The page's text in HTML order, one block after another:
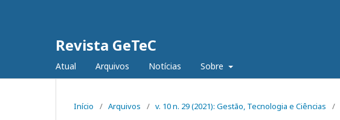
Revista GeTeC
Atual Arquivos Notícias Sobre
Início / Arquivos / v. 10 n. 29 (2021): Gestão, Tecnologia e Ciências /